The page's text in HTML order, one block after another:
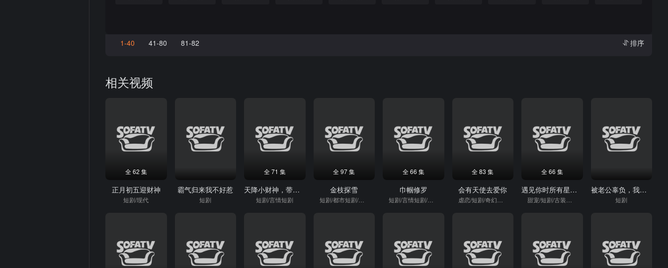
1-40 41-80 81-82 排序
相关视频
全 62 集
正月初五迎财神
短剧/现代
霸气归来我不好惹
短剧
全 71 集
天降小财神，带我成为富贵花
短剧/言情短剧
全 97 集
金枝探雪
短剧/都市短剧/重生
全 66 集
巾帼修罗
短剧/言情短剧/逆袭
全 83 集
会有天使去爱你
全 66 集
遇见你时所有星星都亮了 被老公辜负，我转身改嫁搞事业
短剧